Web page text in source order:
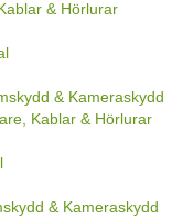
& Hörlurar
& Kameraskydd
Kablar & Hörlurar
& Kameraskydd